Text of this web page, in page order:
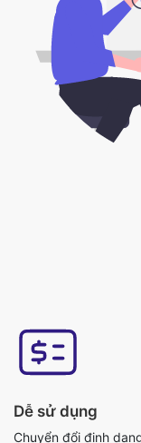
Dễ sử dụng
nhấp chuột. Chúng
bằng công cụ dễ sử